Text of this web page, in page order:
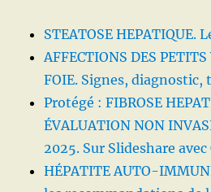
STEATOSE HEPATIQUE.
AFFECTIONS DES
FOIE. Signes,
Protégé : FIBROSE
ÉVALUATION NON
2025. Sur Slideshare avec
HÉPATITE AUTO-